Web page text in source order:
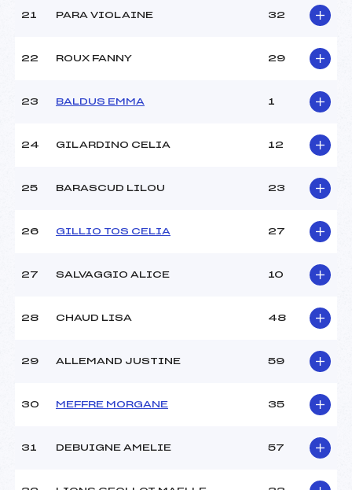
21 PARA VIOLAINE 32
22 ROUX FANNY 29
23 BALDUS EMMA 1
24 GILARDINO CELIA 12
25 BARASCUD LILOU 23
26 GILLIO TOS CELIA 27
27 SALVAGGIO ALICE 10
28 CHAUD LISA 48
29 ALLEMAND JUSTINE 59
30 MEFFRE MORGANE 35
31 DEBUIGNE AMELIE 57